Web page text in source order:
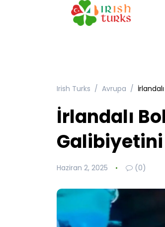
Irish Turks Avrupa
İrlandalı
Galibiyetini
Haziran 2, 2025 (0)